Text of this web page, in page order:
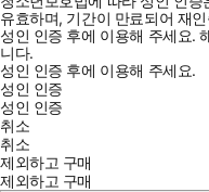
유효하며, 기간이 만료되어 재
성인 인증 후에 이용해 주세요.
니다.
성인 인증 후에 이용해 주세요.
성인 인증
성인 인증
취소
취소
제외하고 구매
제외하고 구매